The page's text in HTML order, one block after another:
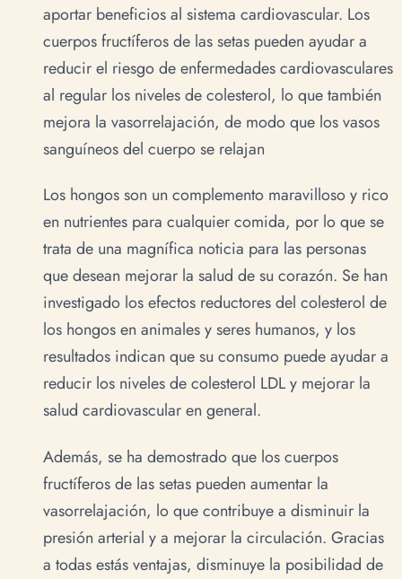
aportar beneficios al sistema cardiovascular. Los
cuerpos fructíferos de las setas pueden ayudar a
reducir el riesgo de enfermedades cardiovasculares
al regular los niveles de colesterol, lo que también
mejora la vasorrelajación, de modo que los vasos
sanguíneos del cuerpo se relajan
Los hongos son un complemento maravilloso y rico
en nutrientes para cualquier comida, por lo que se
trata de una magnífica noticia para las personas
que desean mejorar la salud de su corazón. Se han
investigado los efectos reductores del colesterol de
los hongos en animales y seres humanos, y los
resultados indican que su consumo puede ayudar a
reducir los niveles de colesterol LDL y mejorar la
salud cardiovascular en general.
Además, se ha demostrado que los cuerpos
fructíferos de las setas pueden aumentar la
vasorrelajación, lo que contribuye a disminuir la
presión arterial y a mejorar la circulación. Gracias
a todas estás ventajas, disminuye la posibilidad de